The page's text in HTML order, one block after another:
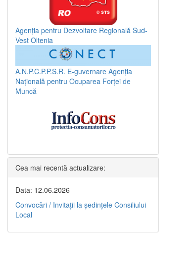
Agenția pentru Dezvoltare Regională Sud-
Vest Oltenia
A.N.P.C.P.P.S.R. E-guvernare Agenția
Națională pentru Ocuparea Forței de
Muncă
Cea mai recentă actualizare:
Data: 12.06.2026
Convocări / Invitaţii la şedinţele Consiliului
Local